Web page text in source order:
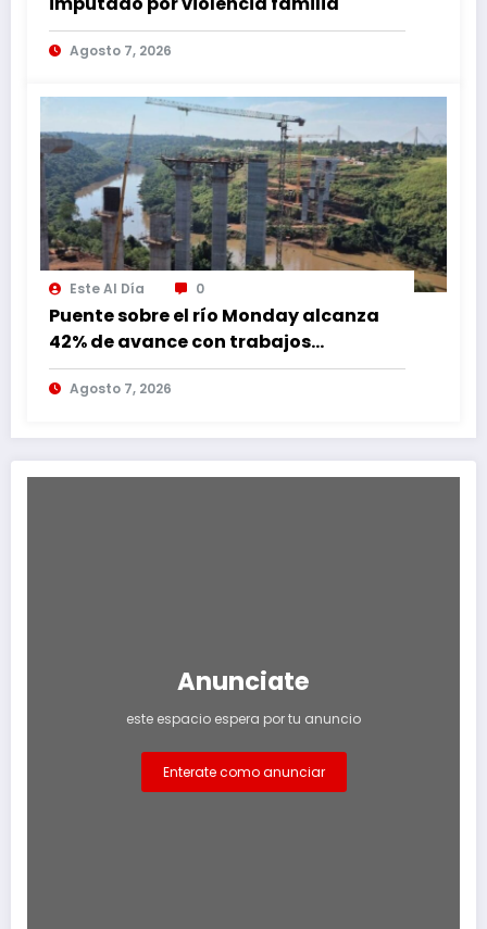
Agosto 7, 2026
Este Al Día 0
Puente sobre el río Monday alcanza
42% de avance con trabajos
continuos
Agosto 7, 2026
Anunciate
este espacio espera por tu anuncio
Enterate como anunciar